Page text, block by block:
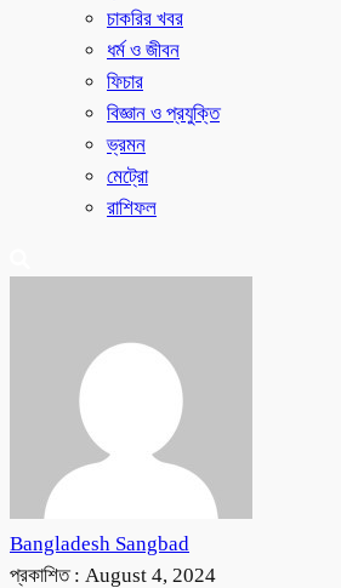
চাকরির খবর
ধর্ম ও জীবন
ফিচার
বিজ্ঞান ও প্রযুক্তি
ভ্রমন
মেট্রো
রাশিফল
Bangladesh Sangbad
প্রকাশিত : August 4, 2024